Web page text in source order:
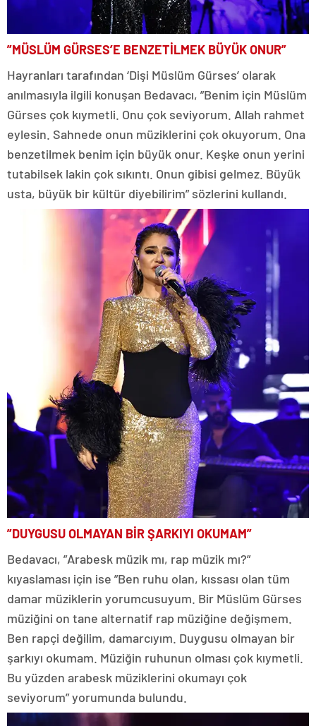
”MÜSLÜM GÜRSES’E BENZETİLMEK BÜYÜK ONUR”
Hayranları tarafından ‘Dişi Müslüm Gürses’ olarak
anılmasıyla ilgili konuşan Bedavacı, ”Benim için Müslüm
Gürses çok kıymetli. Onu çok seviyorum. Allah rahmet
eylesin. Sahnede onun müziklerini çok okuyorum. Ona
benzetilmek benim için büyük onur. Keşke onun yerini
tutabilsek lakin çok sıkıntı. Onun gibisi gelmez. Büyük
usta, büyük bir kültür diyebilirim” sözlerini kullandı.
”DUYGUSU OLMAYAN BİR ŞARKIYI OKUMAM”
Bedavacı, ”Arabesk müzik mı, rap müzik mı?”
kıyaslaması için ise ”Ben ruhu olan, kıssası olan tüm
damar müziklerin yorumcusuyum. Bir Müslüm Gürses
müziğini on tane alternatif rap müziğine değişmem.
Ben rapçi değilim, damarcıyım. Duygusu olmayan bir
şarkıyı okumam. Müziğin ruhunun olması çok kıymetli.
Bu yüzden arabesk müziklerini okumayı çok
seviyorum” yorumunda bulundu.